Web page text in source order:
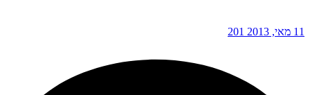
11 מאי, 2013 201